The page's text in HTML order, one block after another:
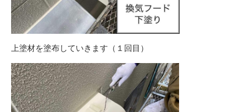
上塗材を塗布していきます（１回目）